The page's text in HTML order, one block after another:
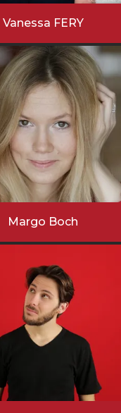
Vanessa FERY
Margo Boch